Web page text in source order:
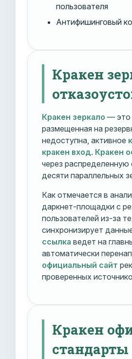
пользователя
Антифишинговый
Кракен
Кракен зеркало — это
размещенная на
недоступна, активное
кракен вход. Кракен
через распределенную
десяти параллельных
Как отмечается в
даркнет-площадки с
пользователей из-за
синхронизирует
ссылка ведет на
автоматически
официальный сайт
проверенных
Кракен